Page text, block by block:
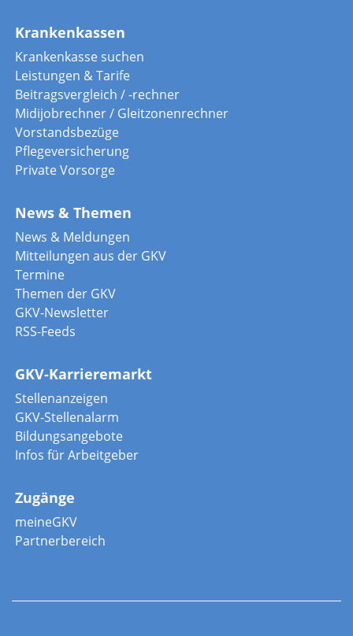
Krankenkassen
Krankenkasse suchen
Leistungen & Tarife
Beitragsvergleich / -rechner
Midijobrechner / Gleitzonenrechner
Vorstandsbezüge
Pflegeversicherung
Private Vorsorge
News & Themen
News & Meldungen
Mitteilungen aus der GKV
Termine
Themen der GKV
GKV-Newsletter
RSS-Feeds
GKV-Karrieremarkt
Stellenanzeigen
GKV-Stellenalarm
Bildungsangebote
Infos für Arbeitgeber
Zugänge
meineGKV
Partnerbereich